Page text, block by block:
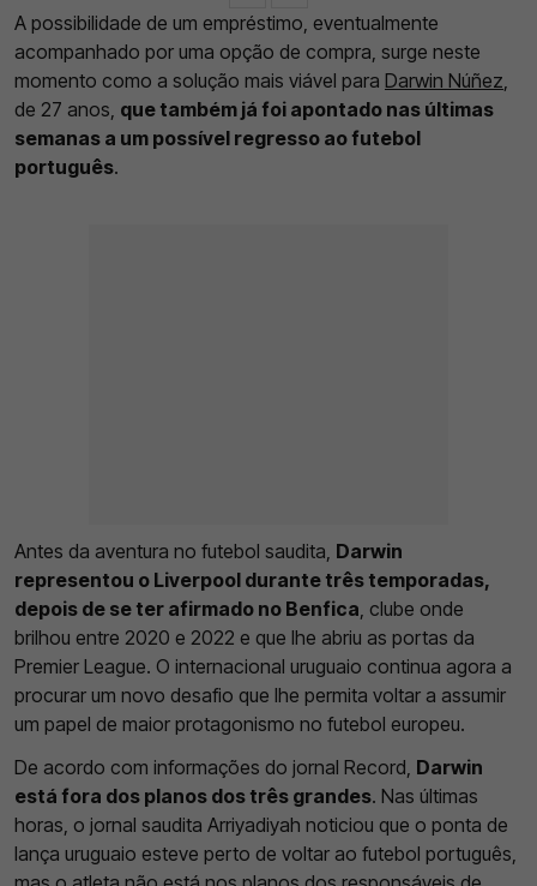
A possibilidade de um empréstimo, eventualmente
acompanhado por uma opção de compra, surge neste
momento como a solução mais viável para Darwin Núñez,
de 27 anos, que também já foi apontado nas últimas
semanas a um possível regresso ao futebol
português.
Antes da aventura no futebol saudita, Darwin
representou o Liverpool durante três temporadas,
depois de se ter afirmado no Benfica, clube onde
brilhou entre 2020 e 2022 e que lhe abriu as portas da
Premier League. O internacional uruguaio continua agora a
procurar um novo desafio que lhe permita voltar a assumir
um papel de maior protagonismo no futebol europeu.
De acordo com informações do jornal Record, Darwin
está fora dos planos dos três grandes. Nas últimas
horas, o jornal saudita Arriyadiyah noticiou que o ponta de
lança uruguaio esteve perto de voltar ao futebol português,